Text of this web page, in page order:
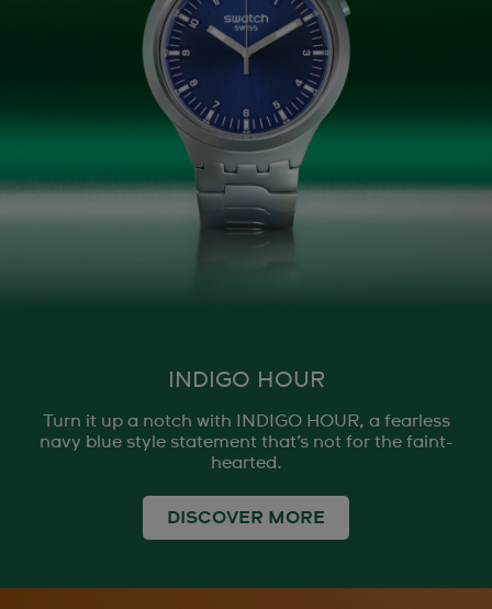
INDIGO HOUR
Turn it up a notch with INDIGO HOUR, a fearless
navy blue style statement that’s not for the faint-
hearted.
DISCOVER MORE